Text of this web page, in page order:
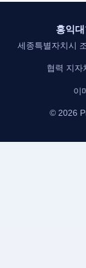
홍익
세종특별자치시
협력 지자
이
© 2026